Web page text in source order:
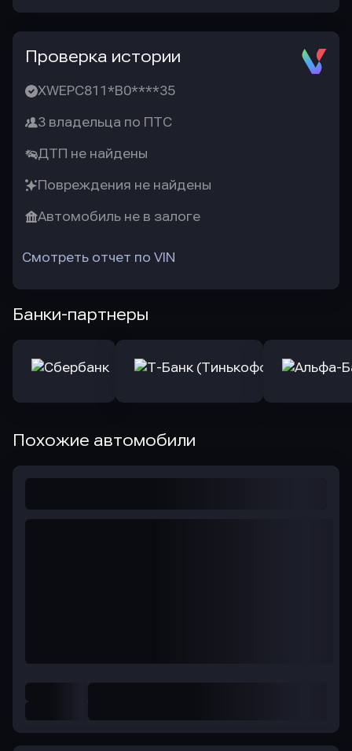
Проверка истории
XWEPC811*B0****35
3 владельца по ПТС
ДТП не найдены
Повреждения не найдены
Автомобиль не в залоге
Смотреть отчет по VIN
Банки-партнеры
Похожие автомобили